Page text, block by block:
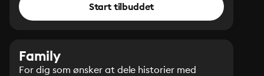
Start tilbuddet
Family
For dig som ønsker at dele historier med